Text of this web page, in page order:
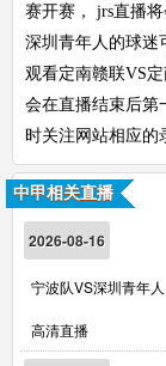
赛开赛， jrs直播
深圳青年人的球迷
观看定南赣联VS
会在直播结束后第
时关注网站相应的
中甲相关直播
2026-08-16
宁波队VS深圳青年人
高清直播